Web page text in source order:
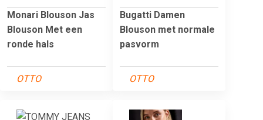
Monari Blouson Jas
Blouson Met een
ronde hals
OTTO
Bugatti Damen
Blouson met normale
pasvorm
OTTO